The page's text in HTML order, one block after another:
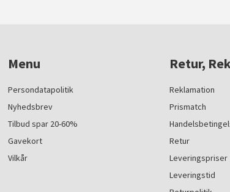
Menu
Persondatapolitik
Nyhedsbrev
Tilbud spar 20-60%
Gavekort
Vilkår
Retur,
Reklamation
Prismatch
Retur
Leveringspriser
Leveringstid